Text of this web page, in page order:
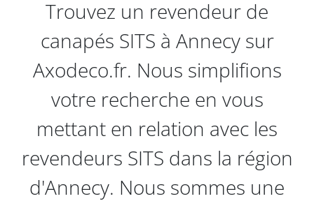
Trouvez un revendeur de
canapés SITS à Annecy sur
Axodeco.fr. Nous simplifions
votre recherche en vous
mettant en relation avec les
revendeurs SITS dans la région
d'Annecy. Nous sommes une